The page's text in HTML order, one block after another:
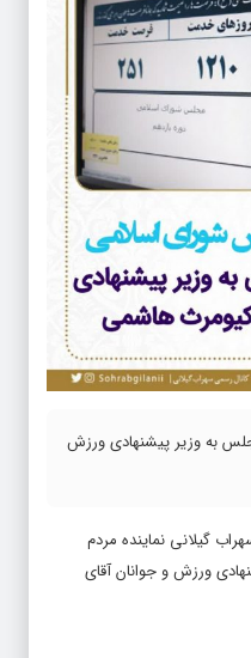
به وزیر پیشنهادی ورزش
گیلانی نماینده مردم
ورزش و جوانان آقای